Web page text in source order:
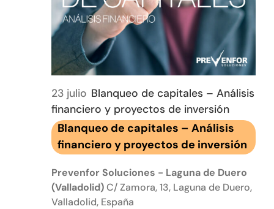
23 julio Blanqueo de capitales – Análisis
financiero y proyectos de inversión
Blanqueo de capitales – Análisis
financiero y proyectos de inversión
Prevenfor Soluciones - Laguna de Duero
(Valladolid)C/ Zamora, 13, Laguna de Duero,
Valladolid, España